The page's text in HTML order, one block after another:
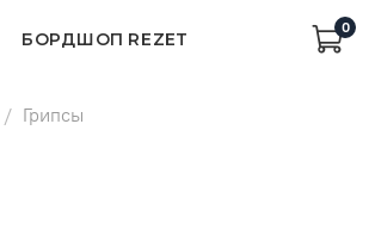
БОРДШОП REZET
0
Грипсы